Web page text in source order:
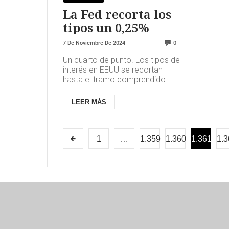
La Fed recorta los
tipos un 0,25%
7 De Noviembre De 2024 0
Un cuarto de punto. Los tipos de
interés en EEUU se recortan
hasta el tramo comprendido
Reserva Federal mantiene la ...
LEER MÁS
1 … 1.359 1.360 1.361